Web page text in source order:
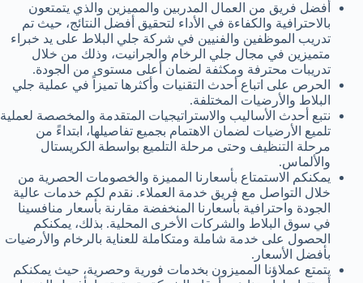
أفضل فريق من العمال المدربين والمميزين والذي يتمتعون
بالاحترافية والكفاءة في الأداء لتحقيق أفضل النتائج، حيث تم
تدريب الموظفين والفنيين في شركة جلي البلاط على يد خبراء
متميزين في مجال جلي الرخام والجرانيت، وذلك من خلال
تدريبات محترفة ومكثفة لضمان أعلى مستوى من الجودة.
الحرص على اتباع أحدث التقنيات وأكثرها تميزاً في عملية جلي
البلاط والأرضيات المختلفة.
نتبع أحدث الأساليب والاستراتيجيات المتقدمة والمخصصة لعملية
تلميع الأرضيات لضمان الاهتمام بجميع تفاصيلها، ابتداءً من
مرحلة التنظيف وحتى مرحلة التلميع بواسطة الكريستال
والألماس.
يمكنكم الاستمتاع بأسعارنا المميزة والخصومات الحصرية من
خلال التواصل مع فريق خدمة العملاء. نقدم لكم خدمات عالية
الجودة واحترافية بأسعارنا المنخفضة مقارنة بأسعار منافسينا
في سوق البلاط والشركات الأخرى المحلية. بذلك، يمكنكم
الحصول على خدمة شاملة ومتكاملة للعناية بالرخام والأرضيات
بأفضل الأسعار.
يتمتع عملاؤنا المميزون بخدمات فورية وحصرية، حيث يمكنكم